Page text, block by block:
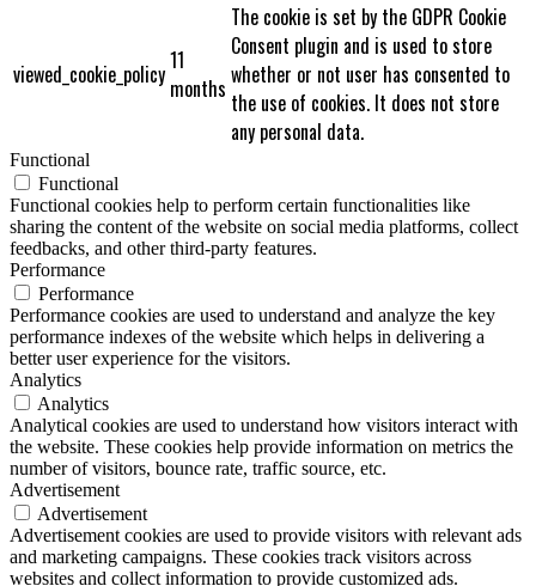
viewed_cookie_policy11
months
The cookie is set by the GDPR Cookie
Consent plugin and is used to store
whether or not user has consented to
the use of cookies. It does not store
any personal data.
Functional
Functional
Functional cookies help to perform certain functionalities like
sharing the content of the website on social media platforms, collect
feedbacks, and other third-party features.
Performance
Performance
Performance cookies are used to understand and analyze the key
performance indexes of the website which helps in delivering a
better user experience for the visitors.
Analytics
Analytics
Analytical cookies are used to understand how visitors interact with
the website. These cookies help provide information on metrics the
number of visitors, bounce rate, traffic source, etc.
Advertisement
Advertisement
Advertisement cookies are used to provide visitors with relevant ads
and marketing campaigns. These cookies track visitors across
websites and collect information to provide customized ads.